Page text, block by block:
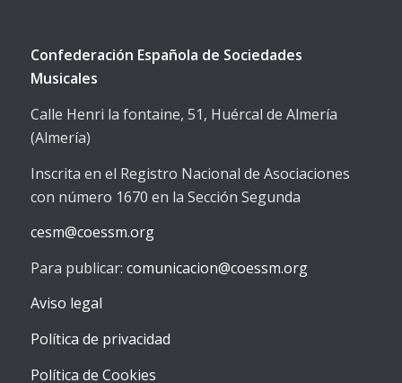
Confederación Española de Sociedades
Musicales
Calle Henri la fontaine, 51, Huércal de Almería
(Almería)
Inscrita en el Registro Nacional de Asociaciones
con número 1670 en la Sección Segunda
cesm@coessm.org
Para publicar: comunicacion@coessm.org
Aviso legal
Política de privacidad
Política de Cookies